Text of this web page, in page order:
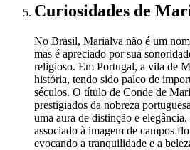
Curiosidades de
No Brasil, Marialva não é um
mas é apreciado por sua
religioso. Em Portugal, a vila de
história, tendo sido palco de
séculos. O título de Conde de
prestigiados da nobreza
uma aura de distinção e
associado à imagem de campos
evocando a tranquilidade e a